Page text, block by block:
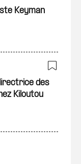
Keyman
des
Kiloutou